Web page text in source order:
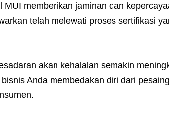
MUI memberikan jaminan dan
telah melewati proses sertifikasi
akan kehalalan semakin
Anda membedakan diri dari